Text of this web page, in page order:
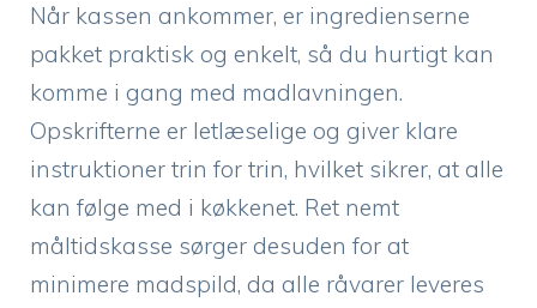
Når kassen ankommer, er ingredienserne
pakket praktisk og enkelt, så du hurtigt kan
komme i gang med madlavningen.
Opskrifterne er letlæselige og giver klare
instruktioner trin for trin, hvilket sikrer, at alle
kan følge med i køkkenet. Ret nemt
måltidskasse sørger desuden for at
minimere madspild, da alle råvarer leveres